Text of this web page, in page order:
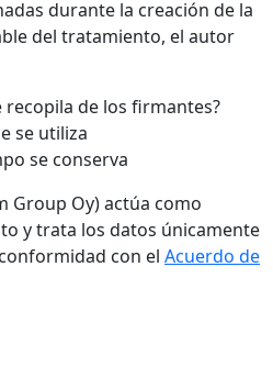
durante la creación de la
del tratamiento, el autor
de los firmantes?
se utiliza
se conserva
Group Oy) actúa como
y trata los datos únicamente
con el Acuerdo de